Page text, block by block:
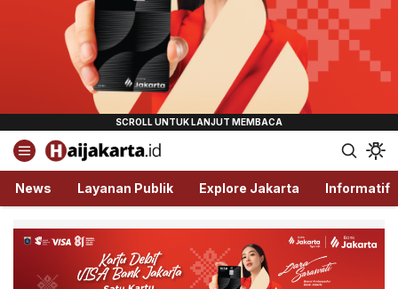
Haijakarta.id
Semua Tentang Jakarta Ada Disini!
News Layanan Publik Explore Jakarta Informatif